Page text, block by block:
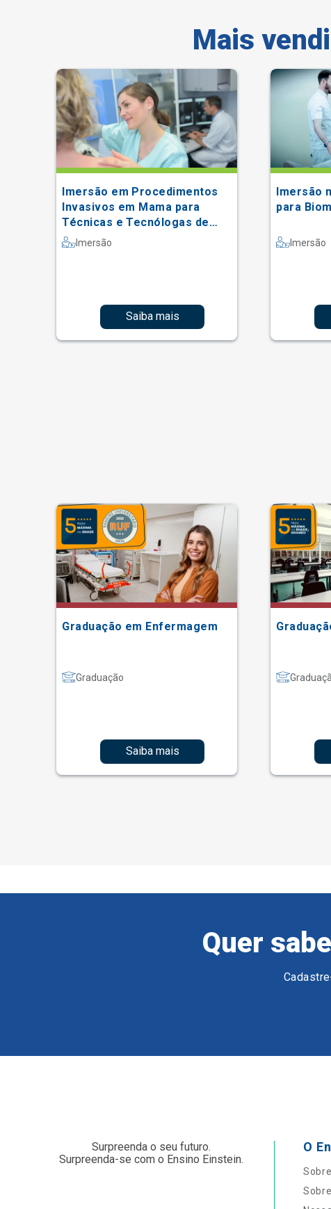
Mais
Imersão em Procedimentos
Invasivos em Mama para
Técnicas e Tecnólogas de
Radiologia
Imersão
Saiba mais
Imersão
para
Imersão
Graduação em Enfermagem
Graduação
Saiba mais
Quer
Surpreenda o seu futuro.
Surpreenda-se com o Ensino Einstein.
O